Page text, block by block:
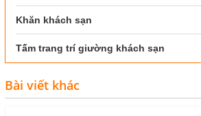
Khăn khách sạn
Tấm trang trí giường khách sạn
Bài viết khác